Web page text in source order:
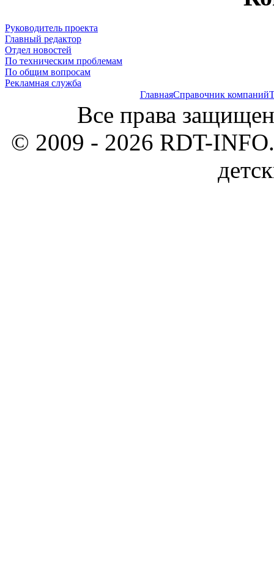
Руководитель проекта
Главный редактор
Отдел новостей
По техническим проблемам
По общим вопросам
Рекламная служба
ГлавнаяСправочник компаний
Все права
© 2009 - 2026 RDT-